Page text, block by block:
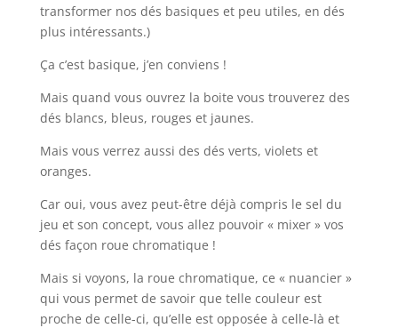
transformer nos dés basiques et peu utiles, en dés
plus intéressants.)
Ça c’est basique, j’en conviens !
Mais quand vous ouvrez la boite vous trouverez des
dés blancs, bleus, rouges et jaunes.
Mais vous verrez aussi des dés verts, violets et
oranges.
Car oui, vous avez peut-être déjà compris le sel du
jeu et son concept, vous allez pouvoir « mixer » vos
dés façon roue chromatique !
Mais si voyons, la roue chromatique, ce « nuancier »
qui vous permet de savoir que telle couleur est
proche de celle-ci, qu’elle est opposée à celle-là et